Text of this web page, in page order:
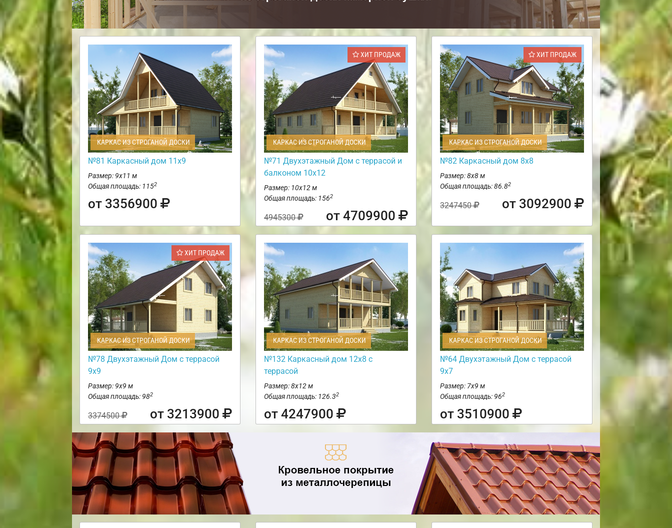
КАРКАС ИЗ СТРОГАНОЙ ДОСКИ
№81 Каркасный дом 11х9
Размер: 9х11 м
Общая площадь: 1152
от 3356900
ХИТ ПРОДАЖ
КАРКАС ИЗ СТРОГАНОЙ ДОСКИ
№71 Двухэтажный Дом с террасой и
балконом 10х12
Размер: 10х12 м
Общая площадь: 1562
4945300 от 4709900
ХИТ ПРОДАЖ
КАРКАС ИЗ СТРОГАНОЙ ДОСКИ
№82 Каркасный дом 8х8
Размер: 8х8 м
Общая площадь: 86.82
3247450 от 3092900
ХИТ ПРОДАЖ
КАРКАС ИЗ СТРОГАНОЙ ДОСКИ
№78 Двухэтажный Дом с террасой
9х9
Размер: 9х9 м
Общая площадь: 982
3374500 от 3213900
КАРКАС ИЗ СТРОГАНОЙ ДОСКИ
№132 Каркасный дом 12х8 с
террасой
Размер: 8х12 м
Общая площадь: 126.32
от 4247900
КАРКАС ИЗ СТРОГАНОЙ ДОСКИ
№64 Двухэтажный Дом с террасой
9х7
Размер: 7х9 м
Общая площадь: 962
от 3510900